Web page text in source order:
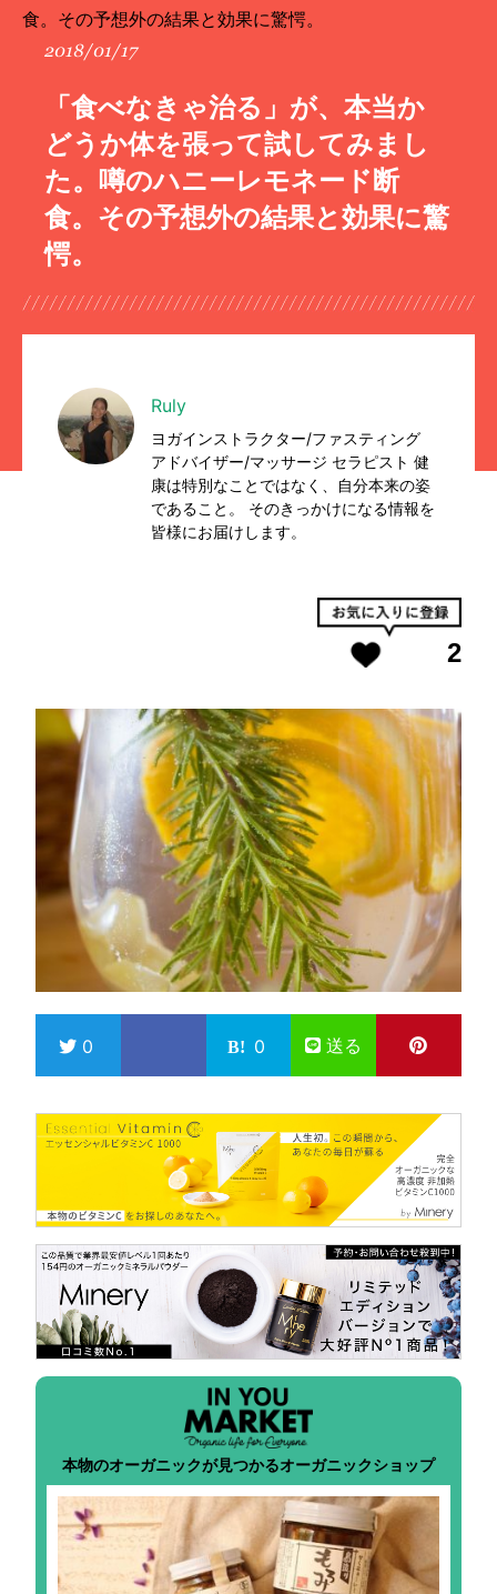
食。その予想外の結果と効果に驚愕。
2018/01/17
「食べなきゃ治る」が、本当か
どうか体を張って試してみまし
た。噂のハニーレモネード断
食。その予想外の結果と効果に驚
愕。
Ruly
ヨガインストラクター/ファスティング
アドバイザー/マッサージ セラピスト 健
康は特別なことではなく、自分本来の姿
であること。 そのきっかけになる情報を
皆様にお届けします。
2
0 0 送る
本物のオーガニックが見つかるオーガニックショップ